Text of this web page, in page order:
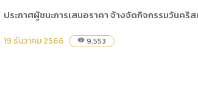
ประกาศผู้ชนะการเสนอราคา จ้างจัดกิจกรรมวันคริส
19 ธันวาคม 2566 visibility 9,553